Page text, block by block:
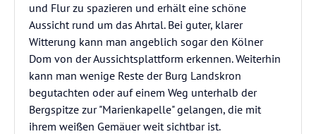
und Flur zu spazieren und erhält eine schöne
Aussicht rund um das Ahrtal. Bei guter, klarer
Witterung kann man angeblich sogar den Kölner
Dom von der Aussichtsplattform erkennen. Weiterhin
kann man wenige Reste der Burg Landskron
begutachten oder auf einem Weg unterhalb der
Bergspitze zur "Marienkapelle" gelangen, die mit
ihrem weißen Gemäuer weit sichtbar ist.